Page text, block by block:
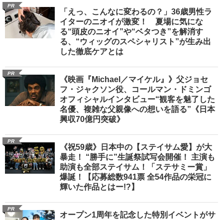
PR
「えっ、こんなに変わるの？」36歳男性ラ
イターのニオイが激変！ 夏場に気にな
る“頭皮のニオイ”や“ベタつき”を解消す
る、“ウィッグのスペシャリスト”が生み出
した徹底ケアとは
PR
《映画『Michael／マイケル』》父ジョセ
フ・ジャクソン役、コールマン・ドミンゴ
オフィシャルインタビュー“観客を魅了した
名優、複雑な父親像への想いを語る”《日本
興収70億円突破》
PR
《祝59歳》日本中の【ステイサム愛】が大
暴走！ “勝手に”生誕祭試写会開催！ 主演も
助演も全部ステイサム！「ステサミー賞」
爆誕！【応募総数941票 全54作品の栄冠に
輝いた作品とはー!?】
PR
オープン1周年を記念した特別イベントがサ